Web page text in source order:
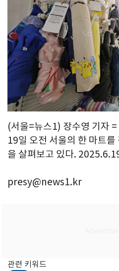
(서울=뉴스1) 장수영 기자
19일 오전 서울의 한 마트
을 살펴보고 있다.
presy@news1.kr
관련 키워드